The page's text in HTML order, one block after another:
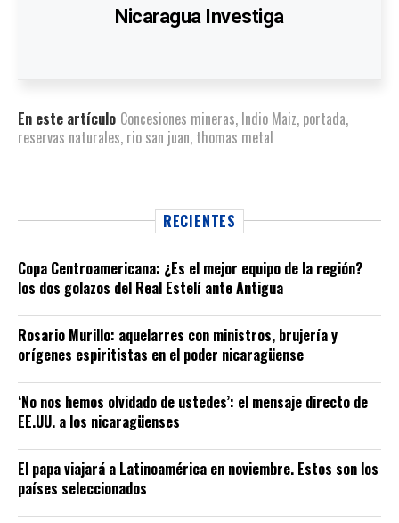
Nicaragua Investiga
En este artículo Concesiones mineras, Indio Maiz, portada,
reservas naturales, rio san juan, thomas metal
RECIENTES
Copa Centroamericana: ¿Es el mejor equipo de la región?
los dos golazos del Real Estelí ante Antigua
Rosario Murillo: aquelarres con ministros, brujería y
orígenes espiritistas en el poder nicaragüense
‘No nos hemos olvidado de ustedes’: el mensaje directo de
EE.UU. a los nicaragüenses
El papa viajará a Latinoamérica en noviembre. Estos son los
países seleccionados